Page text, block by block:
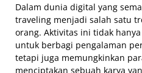
Dalam dunia digital yang
traveling menjadi salah satu
orang. Aktivitas ini tidak
untuk berbagi pengalaman
tetapi juga memungkinkan
menciptakan sebuah karya